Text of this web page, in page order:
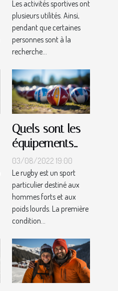
connectés ?
Les activités sportives ont
plusieurs utilités. Ainsi,
pendant que certaines
personnes sont à la
recherche...
Quels sont les
équipements
des joueurs de
rugby?
03/08/2022 19:00
Le rugby est un sport
particulier destiné aux
hommes forts et aux
poids lourds. La première
condition...